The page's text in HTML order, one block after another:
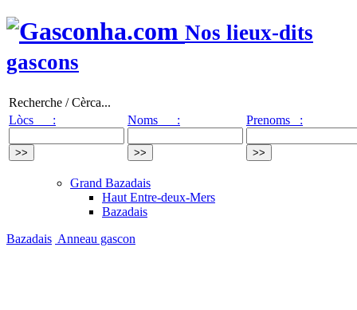
Nos lieux-dits
gascons
Recherche / Cèrca...
Lòcs :
Noms : Prenoms :
Grand Bazadais
Haut Entre-deux-Mers
Bazadais
Bazadais Anneau gascon